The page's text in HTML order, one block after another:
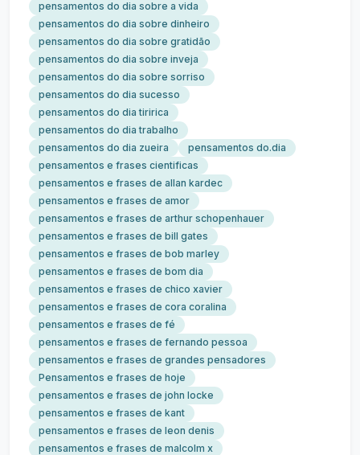
pensamentos do dia sobre a vida
pensamentos do dia sobre dinheiro
pensamentos do dia sobre gratidão
pensamentos do dia sobre inveja
pensamentos do dia sobre sorriso
pensamentos do dia sucesso
pensamentos do dia tiririca
pensamentos do dia trabalho
pensamentos do dia zueira
pensamentos do.dia
pensamentos e frases cientificas
pensamentos e frases de allan kardec
pensamentos e frases de amor
pensamentos e frases de arthur schopenhauer
pensamentos e frases de bill gates
pensamentos e frases de bob marley
pensamentos e frases de bom dia
pensamentos e frases de chico xavier
pensamentos e frases de cora coralina
pensamentos e frases de fé
pensamentos e frases de fernando pessoa
pensamentos e frases de grandes pensadores
Pensamentos e frases de hoje
pensamentos e frases de john locke
pensamentos e frases de kant
pensamentos e frases de leon denis
pensamentos e frases de malcolm x